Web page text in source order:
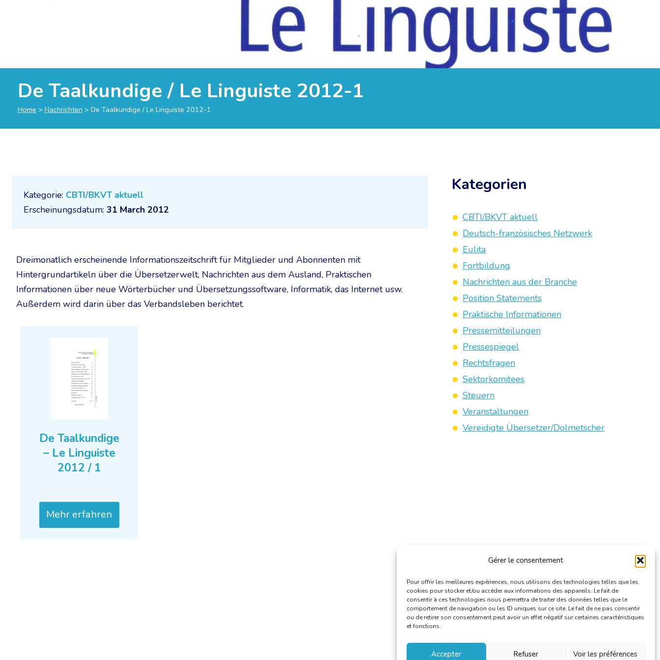
Gérer le consentement
Pour offrir les meilleures expériences, nous utilisons des technologies telles que les
cookies pour stocker et/ou accéder aux informations des appareils. Le fait de
consentir à ces technologies nous permettra de traiter des données telles que le
comportement de navigation ou les ID uniques sur ce site. Le fait de ne pas consentir
ou de retirer son consentement peut avoir un effet négatif sur certaines caractéristiques
et fonctions.
Accepter Refuser Voir les préférences
De Taalkundige / Le Linguiste 2012-1
Home > Nachrichten > De Taalkundige / Le Linguiste 2012-1
Kategorie: CBTI/BKVT aktuell
Erscheinungsdatum: 31 March 2012
Dreimonatlich erscheinende Informationszeitschrift für Mitglieder und Abonnenten mit
Hintergrundartikeln über die Übersetzerwelt, Nachrichten aus dem Ausland, Praktischen
Informationen über neue Wörterbücher und Übersetzungssoftware, Informatik, das Internet usw.
Außerdem wird darin über das Verbandsleben berichtet.
De Taalkundige
– Le Linguiste
2012 / 1
Mehr erfahren
Kategorien
CBTI/BKVT aktuell
Deutsch-französisches Netzwerk
Eulita
Fortbildung
Nachrichten aus der Branche
Position Statements
Praktische Informationen
Pressemitteilungen
Pressespiegel
Rechtsfragen
Sektorkomitees
Steuern
Veranstaltungen
Vereidigte Übersetzer/Dolmetscher